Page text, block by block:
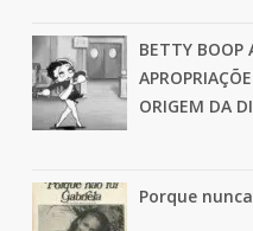
BETTY BOOP
ORIGEM DA
Porque